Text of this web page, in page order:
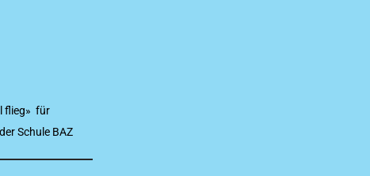
flieg» für
Schule BAZ